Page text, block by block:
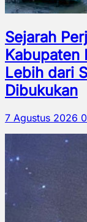
Sejarah
Kabupaten
Lebih dari
Dibukukan
7 Agustus 2026